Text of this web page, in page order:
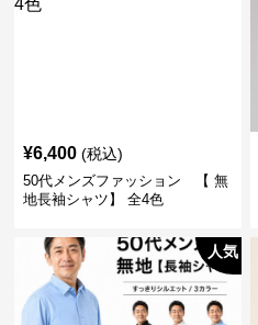
¥6,400 (税込)
50代メンズファッション 【 無
地長袖シャツ】 全4色
人気